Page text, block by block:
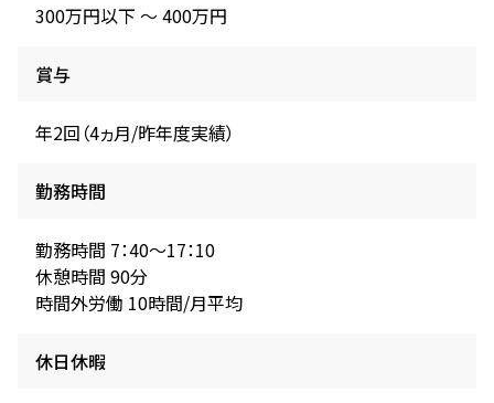
300万円以下 〜 400万円
賞与
年2回（4ヵ月/昨年度実績）
勤務時間
勤務時間 7：40～17：10
休憩時間 90分
時間外労働 10時間/月平均
休日休暇